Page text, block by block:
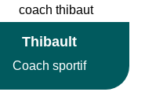
Thibault
Coach sportif